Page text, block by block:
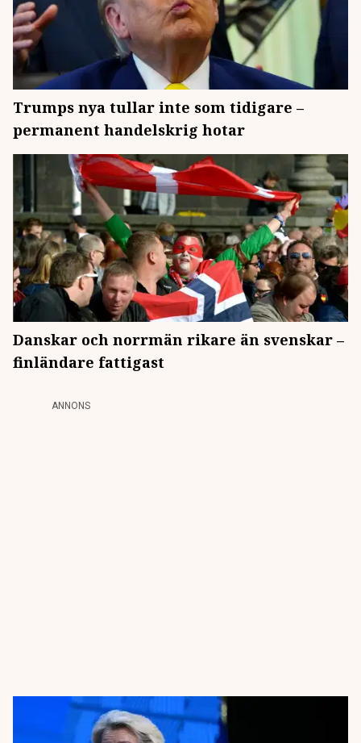
Trumps nya tullar inte som tidigare –
permanent handelskrig hotar
Danskar och norrmän rikare än svenskar –
finländare fattigast
ANNONS